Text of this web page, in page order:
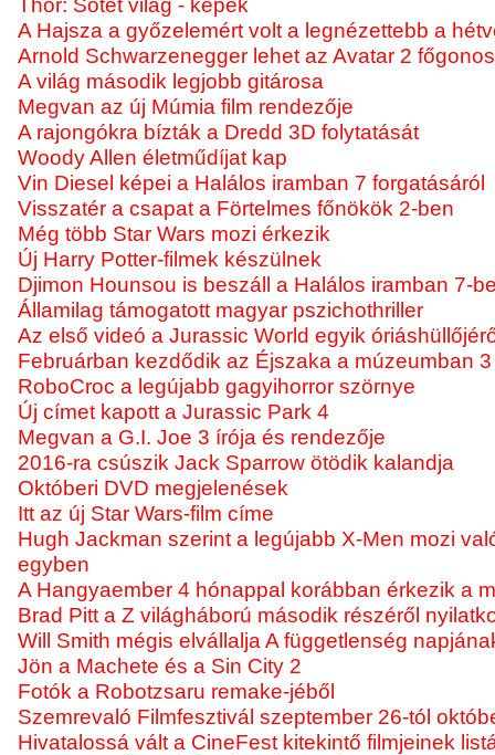
Thor: Sötét világ - képek
A Hajsza a győzelemért volt a legnézettebb a
Arnold Schwarzenegger lehet az Avatar 2
A világ második legjobb gitárosa
Megvan az új Múmia film rendezője
A rajongókra bízták a Dredd 3D folytatását
Woody Allen életműdíjat kap
Vin Diesel képei a Halálos iramban 7 forgatásáról
Visszatér a csapat a Förtelmes főnökök 2-ben
Még több Star Wars mozi érkezik
Új Harry Potter-filmek készülnek
Djimon Hounsou is beszáll a Halálos iramban 7-
Államilag támogatott magyar pszichothriller
Az első videó a Jurassic World egyik
Februárban kezdődik az Éjszaka a múzeumban
RoboCroc a legújabb gagyihorror szörnye
Új címet kapott a Jurassic Park 4
Megvan a G.I. Joe 3 írója és rendezője
2016-ra csúszik Jack Sparrow ötödik kalandja
Októberi DVD megjelenések
Itt az új Star Wars-film címe
Hugh Jackman szerint a legújabb X-Men mozi
egyben
A Hangyaember 4 hónappal korábban érkezik a
Brad Pitt a Z világháború második részéről
Will Smith mégis elvállalja A függetlenség
Jön a Machete és a Sin City 2
Fotók a Robotzsaru remake-jéből
Szemrevaló Filmfesztivál szeptember 26-tól
Hivatalossá vált a CineFest kitekintő filmjeinek